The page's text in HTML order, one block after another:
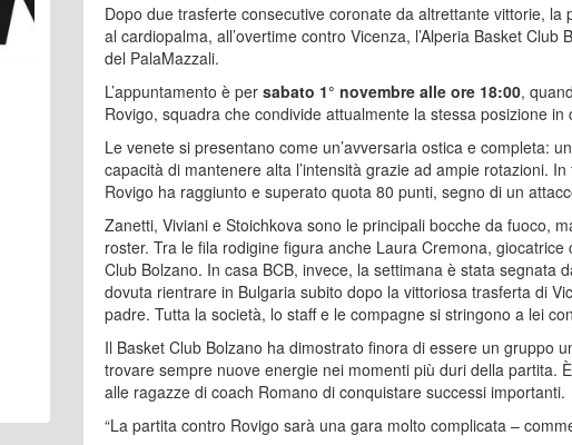
Dopo due trasferte consecutive coronate da altrettante vittorie,
al cardiopalma, all’overtime contro Vicenza, l’Alperia Basket
del PalaMazzali.
L’appuntamento è per sabato 1° novembre alle ore 18:00,
Rovigo, squadra che condivide attualmente la stessa posizione in
Le venete si presentano come un’avversaria ostica e completa:
capacità di mantenere alta l’intensità grazie ad ampie rotazioni.
Rovigo ha raggiunto e superato quota 80 punti, segno di un
Zanetti, Viviani e Stoichkova sono le principali bocche da fuoco,
roster. Tra le fila rodigine figura anche Laura Cremona,
Club Bolzano. In casa BCB, invece, la settimana è stata segnata
dovuta rientrare in Bulgaria subito dopo la vittoriosa trasferta di
padre. Tutta la società, lo staff e le compagne si stringono a lei
Il Basket Club Bolzano ha dimostrato finora di essere un gruppo
trovare sempre nuove energie nei momenti più duri della partita.
alle ragazze di coach Romano di conquistare successi importanti.
“La partita contro Rovigo sarà una gara molto complicata –